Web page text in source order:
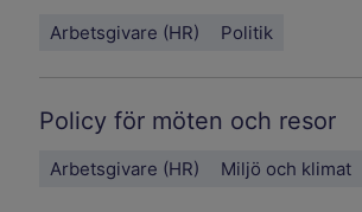
Arbetsgivare (HR) Politik
Policy för möten och resor
Arbetsgivare (HR) Miljö och klimat